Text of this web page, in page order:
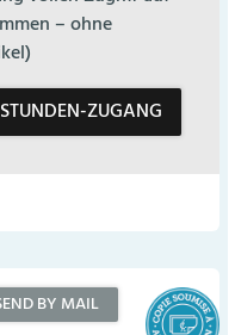
– ohne
ZUGANG
BY MAIL